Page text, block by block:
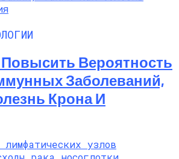
Повысить Вероятность
Заболеваний,
Крона И